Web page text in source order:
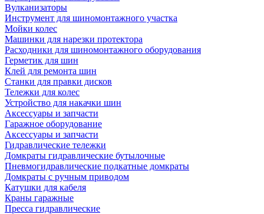
Вулканизаторы
Инструмент для шиномонтажного участка
Мойки колес
Машинки для нарезки протектора
Расходники для шиномонтажного оборудования
Герметик для шин
Клей для ремонта шин
Станки для правки дисков
Тележки для колес
Устройство для накачки шин
Аксессуары и запчасти
Гаражное оборудование
Аксессуары и запчасти
Гидравлические тележки
Домкраты гидравлические бутылочные
Пневмогидравлические подкатные домкраты
Домкраты с ручным приводом
Катушки для кабеля
Краны гаражные
Пресса гидравлические